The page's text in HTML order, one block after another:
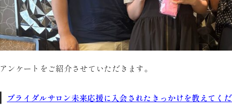
アンケートをご紹介させていただきます。
ブライダルサロン未来応援に入会されたきっかけを教えてく